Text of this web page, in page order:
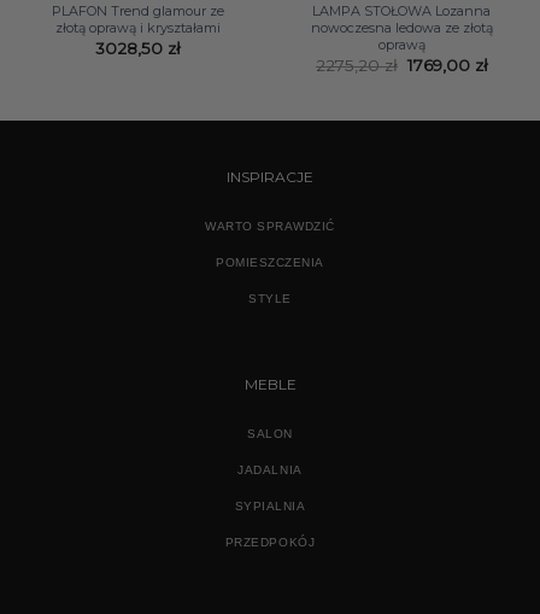
PLAFON Trend glamour ze
złotą oprawą i kryształami
3028,50 zł
LAMPA STOŁOWA Lozanna
nowoczesna ledowa ze złotą
oprawą
2275,20zł Pierwotna
cena
1769,00 zł
INSPIRACJE
WARTO SPRAWDZIĆ
POMIESZCZENIA
STYLE
MEBLE
SALON
JADALNIA
SYPIALNIA
PRZEDPOKÓJ